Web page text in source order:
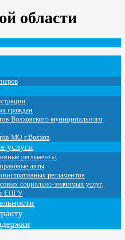
области
граждан
Волховского муниципального
МО г.Волхов
услуги
регламенты
акты
регламентов
социально-значимых услуг,
ЕПГУ